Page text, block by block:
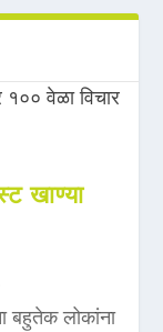
खाण्या
बहुतेक लोकांना